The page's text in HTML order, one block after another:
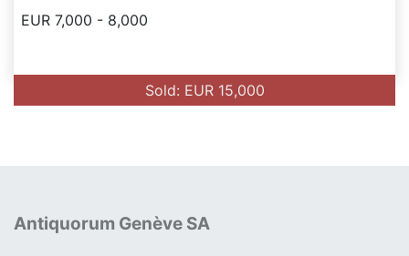
EUR 7,000 - 8,000
Sold: EUR 15,000
Antiquorum Genève SA